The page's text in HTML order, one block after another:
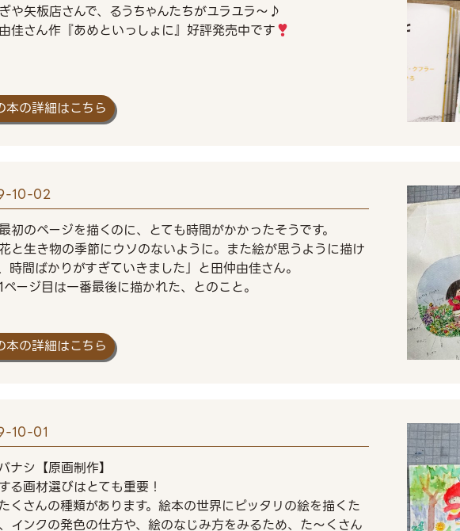
や矢板店さんで、るうちゃんたちがユラユラ～♪
佳さん作『あめといっしょに』好評発売中です
本の詳細はこちら
10-02
初のページを描くのに、とても時間がかかったそうです。
花と生き物の季節にウソのないように。また絵が思うように描け
時間ばかりがすぎていきました」と田仲由佳さん。
ページ目は一番最後に描かれた、とのこと。
本の詳細はこちら
10-01
ナシ【原画制作】
る画材選びはとても重要！
くさんの種類があります。絵本の世界にピッタリの絵を描くた
インクの発色の仕方や、絵のなじみ方をみるため、た～くさん